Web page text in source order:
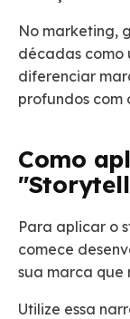
No marketing,
décadas como
diferenciar
profundos com
Como
Para aplicar o
comece
sua marca que
Utilize essa